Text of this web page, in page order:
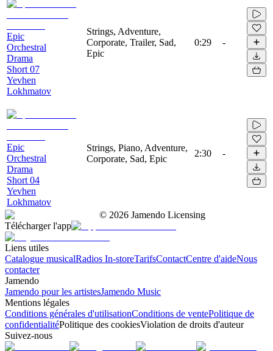
Epic
Orchestral
Drama
Short 07
Yevhen
Lokhmatov
Strings, Adventure,
Corporate, Trailer, Sad,
Epic
0:29 -
Epic
Orchestral
Drama
Short 04
Yevhen
Lokhmatov
Strings, Piano, Adventure,
Corporate, Sad, Epic
2:30 -
© 2026 Jamendo Licensing
Télécharger l'app
Liens utiles
Catalogue musicalRadios In-storeTarifsContactCentre d'aideNous
contacter
Jamendo
Jamendo pour les artistesJamendo Music
Mentions légales
Conditions générales d'utilisationConditions de ventePolitique de
confidentialitéPolitique des cookiesViolation de droits d'auteur
Suivez-nous